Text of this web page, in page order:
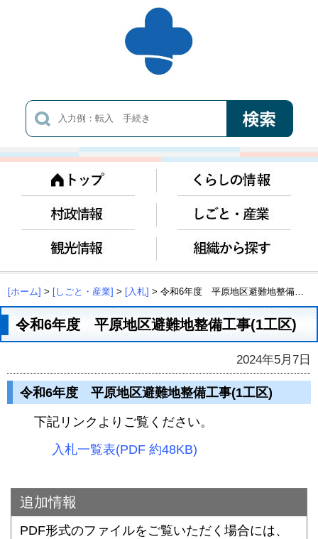
[ホーム] > [しごと・産業] > [入札] > 令和6年度 平原地区避難地整備工事(1工区)
令和6年度 平原地区避難地整備工事(1工区)
2024年5月7日
令和6年度 平原地区避難地整備工事(1工区)
下記リンクよりご覧ください。
入札一覧表(PDF 約48KB)
追加情報
PDF形式のファイルをご覧いただく場合には、